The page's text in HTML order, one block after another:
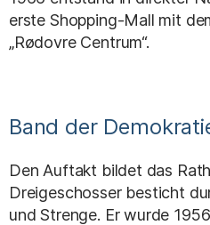
erste Shopping-Mall mit
„Rødovre Centrum“.
Band der
Den Auftakt bildet das
Dreigeschosser besticht
und Strenge. Er wurde